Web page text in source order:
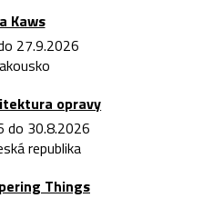
Kaws
27.9.2026
opravy
do 30.8.2026
republika
Things